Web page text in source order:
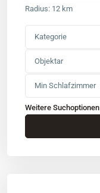
Radius: 12 km
Kategorie
Objektar
Min Schlafzimmer
Weitere Suchoptionen
Kontakt
: Buchholz in der